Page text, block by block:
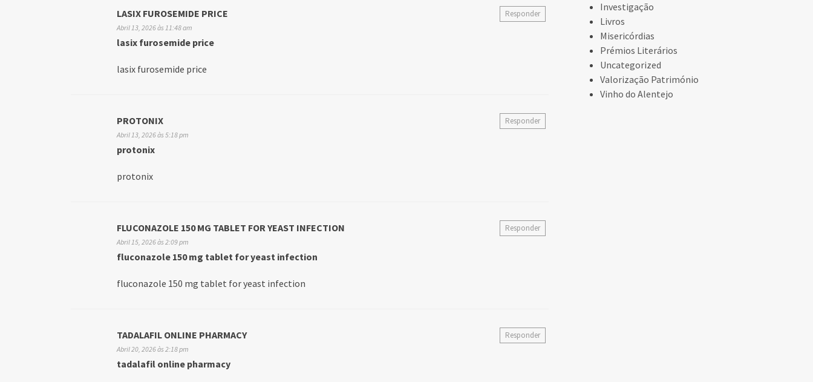
LASIX FUROSEMIDE PRICE
Abril 13, 2026 às 11:48 am
lasix furosemide price
lasix furosemide price
Responder
PROTONIX
Abril 13, 2026 às 5:18 pm
protonix
protonix
Responder
FLUCONAZOLE 150 MG TABLET FOR YEAST INFECTION
Abril 15, 2026 às 2:09 pm
fluconazole 150 mg tablet for yeast infection
fluconazole 150 mg tablet for yeast infection
Responder
TADALAFIL ONLINE PHARMACY
Abril 20, 2026 às 2:18 pm
tadalafil online pharmacy
Responder
Investigação
Livros
Misericórdias
Prémios Literários
Uncategorized
Valorização Património
Vinho do Alentejo